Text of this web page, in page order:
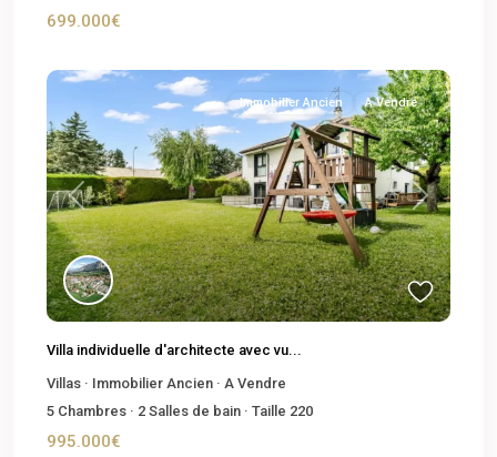
699.000€
Previous Next
Immobilier Ancien A Vendre
Villa individuelle d'architecte avec vu...
Villas · Immobilier Ancien · A Vendre
5 Chambres · 2 Salles de bain · Taille 220
995.000€